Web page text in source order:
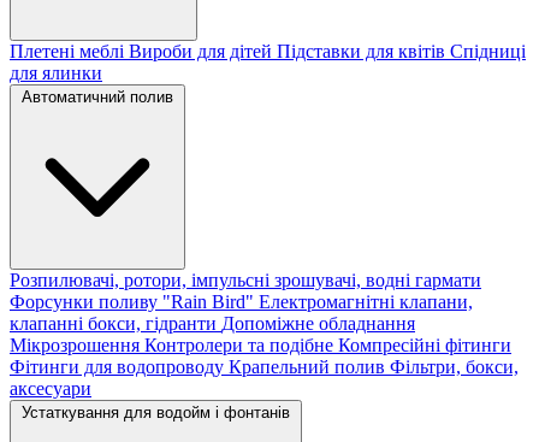
Плетені меблі Вироби для дітей Підставки для квітів Спідниці
для ялинки
Автоматичний полив
Розпилювачі, ротори, імпульсні зрошувачі, водні гармати
Форсунки поливу "Rain Bird" Електромагнітні клапани,
клапанні бокси, гідранти Допоміжне обладнання
Мікрозрошення Контролери та подібне Компресійні фітинги
Фітинги для водопроводу Крапельний полив Фільтри, бокси,
аксесуари
Устаткування для водойм і фонтанів